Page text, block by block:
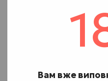
Вам вже
2. Додайте у нього
3. Після цього доверху
4. Встановіть носик
баночку.